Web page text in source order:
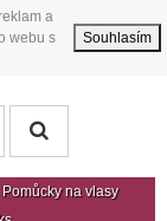
a
webu s
Souhlasím
Pomůcky na vlasy